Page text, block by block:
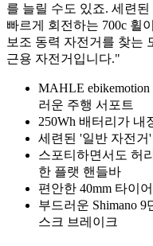
를 늘릴 수도 있죠. 세련
빠르게 회전하는 700c 휠
보조 동력 자전거를 찾는
근용 자전거입니다."
MAHLE
러운 주행 서포트
250Wh 배터리가 내
세련된 '일반 자전거
스포티하면서도 허
한 플랫 핸들바
편안한 40mm 타이
부드러운 Shimano 9
스크 브레이크